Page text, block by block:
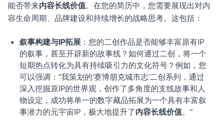
能否带来内容长线价值。在您的简历中，您需要展现出对内
容生命周期、品牌建设和持续增长的战略思考。这包括：
叙事构建与IP拓展 ：您的二创作品是否能够丰富原有IP
的叙事，甚至开辟新的故事线？如何通过二创，将一个
短期热点转化为具有持续吸引力的文化符号？例如，您
可以强调：“我策划的‘赛博朋克城市志’二创系列，通过
深入挖掘原IP的世界观，创作了多角度的支线故事和人
物设定，成功将单一的数字藏品拓展为一个具有丰富叙
事潜力的元宇宙IP，极大地提升了内容长线价值。”